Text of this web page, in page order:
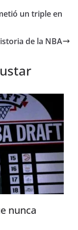
un triple en
de la NBA
nunca